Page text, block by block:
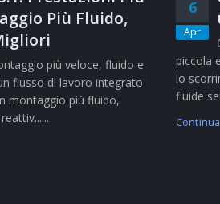
Più Fluido,
più veloce, fluido e
flusso di lavoro integrato
montaggio più fluido,
6
Apr
piccola
lo
fluide